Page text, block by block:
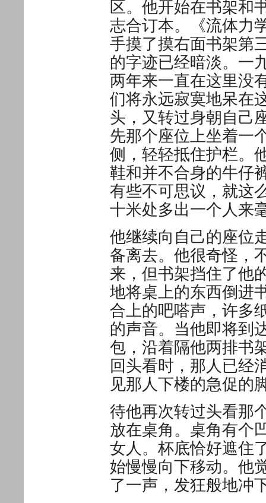
区。他开始在书架和
志合订本。《流体力
手摸了摸右面书架第
的字迹已经暗淡。一
两年来一直在这里没
们将永远寂寞地呆在
头，又转过身朝自己
先那个座位上坐着一
侧，轻轻抵住护栏。
鞋和并不合身的牛仔
有些不可思议，就这
十米处多出一个人来
他继续向自己的座位
备离去。他很奇怪，
来，但书架挡住了他
地将桌上的东西倒进
合上的吧嗒声，许多
的声音。当他即将到
包，沿着隔他两排书
回头看时，那人已经
见那人下楼的急促的
待他再次转过头看那
放在桌角。桌角有个
女人。杯底恰好遮住
始慢慢向下移动。他
了一声，发狂般地冲